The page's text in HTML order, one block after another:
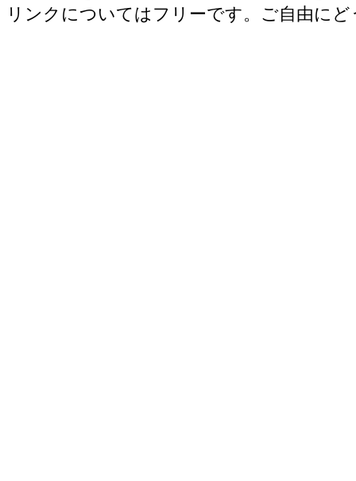
リンクについてはフリーです。ご自由にど